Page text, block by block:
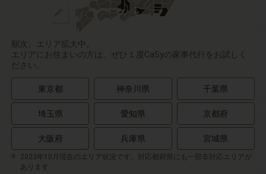
順次、エリア拡大中。
エリアにお住まいの方は、ぜひ１度CaSyの家事代行をお試しく
ださい。
東京都 神奈川県 千葉県
埼玉県 愛知県 京都府
大阪府 兵庫県 宮城県
2023年10月現在のエリア状況です。対応都府県にも一部非対応エリアが
あります